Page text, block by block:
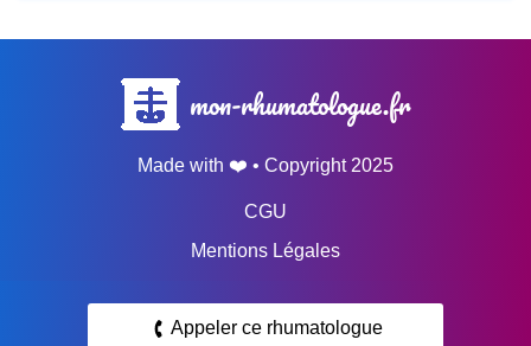
mon-rhumatologue.fr
Made with ❤️ • Copyright 2025
CGU
Mentions Légales
Espace pro
Appeler ce rhumatologue